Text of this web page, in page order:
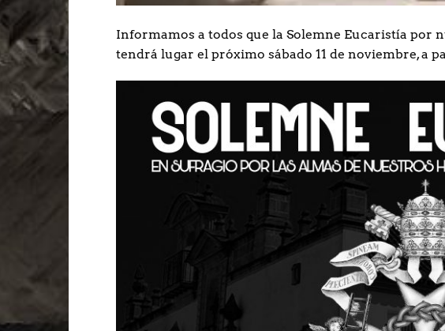
Informamos a todos que la Solemne Eucaristía por
tendrá lugar el próximo sábado 11 de noviembre, a